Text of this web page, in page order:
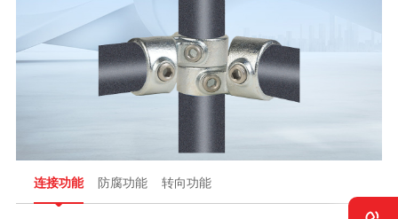
连接功能 防腐功能 转向功能